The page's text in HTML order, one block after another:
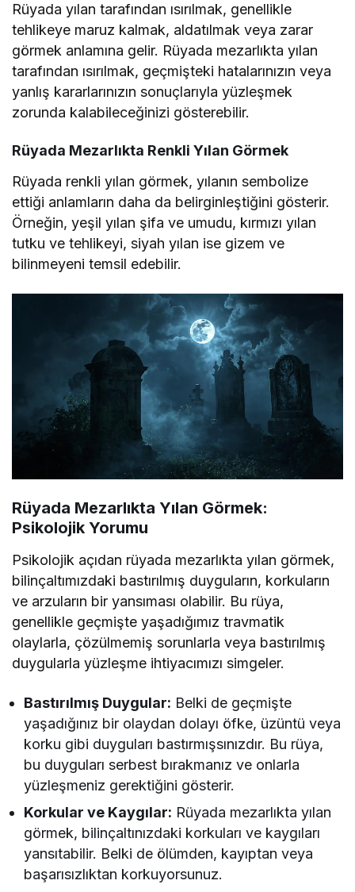
Rüyada yılan tarafından ısırılmak, genellikle
tehlikeye maruz kalmak, aldatılmak veya zarar
görmek anlamına gelir. Rüyada mezarlıkta yılan
tarafından ısırılmak, geçmişteki hatalarınızın veya
yanlış kararlarınızın sonuçlarıyla yüzleşmek
zorunda kalabileceğinizi gösterebilir.
Rüyada Mezarlıkta Renkli Yılan Görmek
Rüyada renkli yılan görmek, yılanın sembolize
ettiği anlamların daha da belirginleştiğini gösterir.
Örneğin, yeşil yılan şifa ve umudu, kırmızı yılan
tutku ve tehlikeyi, siyah yılan ise gizem ve
bilinmeyeni temsil edebilir.
Rüyada Mezarlıkta Yılan Görmek:
Psikolojik Yorumu
Psikolojik açıdan rüyada mezarlıkta yılan görmek,
bilinçaltımızdaki bastırılmış duyguların, korkuların
ve arzuların bir yansıması olabilir. Bu rüya,
genellikle geçmişte yaşadığımız travmatik
olaylarla, çözülmemiş sorunlarla veya bastırılmış
duygularla yüzleşme ihtiyacımızı simgeler.
Bastırılmış Duygular: Belki de geçmişte
yaşadığınız bir olaydan dolayı öfke, üzüntü veya
korku gibi duyguları bastırmışsınızdır. Bu rüya,
bu duyguları serbest bırakmanız ve onlarla
yüzleşmeniz gerektiğini gösterir.
Korkular ve Kaygılar: Rüyada mezarlıkta yılan
görmek, bilinçaltınızdaki korkuları ve kaygıları
yansıtabilir. Belki de ölümden, kayıptan veya
başarısızlıktan korkuyorsunuz.